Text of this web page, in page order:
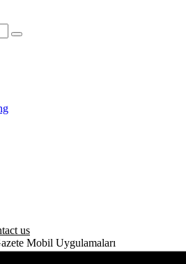
us
Mobil Uygulamaları